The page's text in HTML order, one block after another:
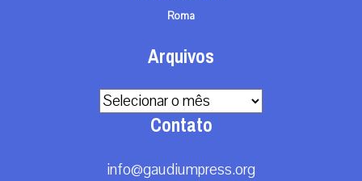
Roma
Arquivos
Arquivos
Contato
info@gaudiumpress.org